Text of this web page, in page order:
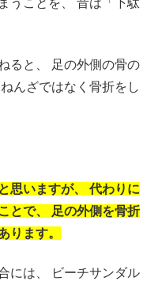
ると、
足の外側の骨の
ねんざではなく骨折をし
思いますが、
代わりに
とで、
足の外側を骨折
ります。
には、 ビーチサンダル